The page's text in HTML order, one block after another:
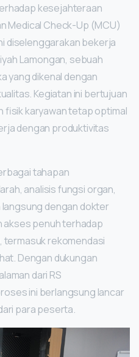
kesejahteraan
Medical Check-Up (MCU)
diselenggarakan bekerja
Lamongan, sebuah
yang dikenal dengan
Kegiatan ini bertujuan
fisik karyawan tetap optimal
dengan produktivitas
tahapan
analisis fungsi organ,
dengan dokter
akses penuh terhadap
termasuk rekomendasi
Dengan dukungan
dari RS
ini berlangsung lancar
para peserta.